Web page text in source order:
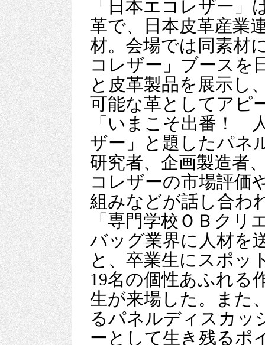
「日本エコレザー」
革で、日本皮革産業
材。会場では同素材
コレザー」ブースを
と皮革製品を展示し
可能な革としてアピ
「いまこそ出番！
ザー」と題したパネ
研究者、企画製造者
コレザーの市場評価
組みなどが話し合
「専門学校ＯＢクリ
バッグ業界に人材を
と、卒業生にスポッ
19名の個性あふれる
生が来場した。また
るパネルディスカッ
ーとして生き残るポ